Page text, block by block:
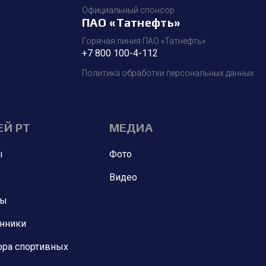
Официальный спонсор
ПАО «Татнефть»
Горячая линия ПАО «Татнефть»
+7 800 100-4-112
Политика обработки персональных данных
РТ
спортивных
МЕДИА
Фото
Видео